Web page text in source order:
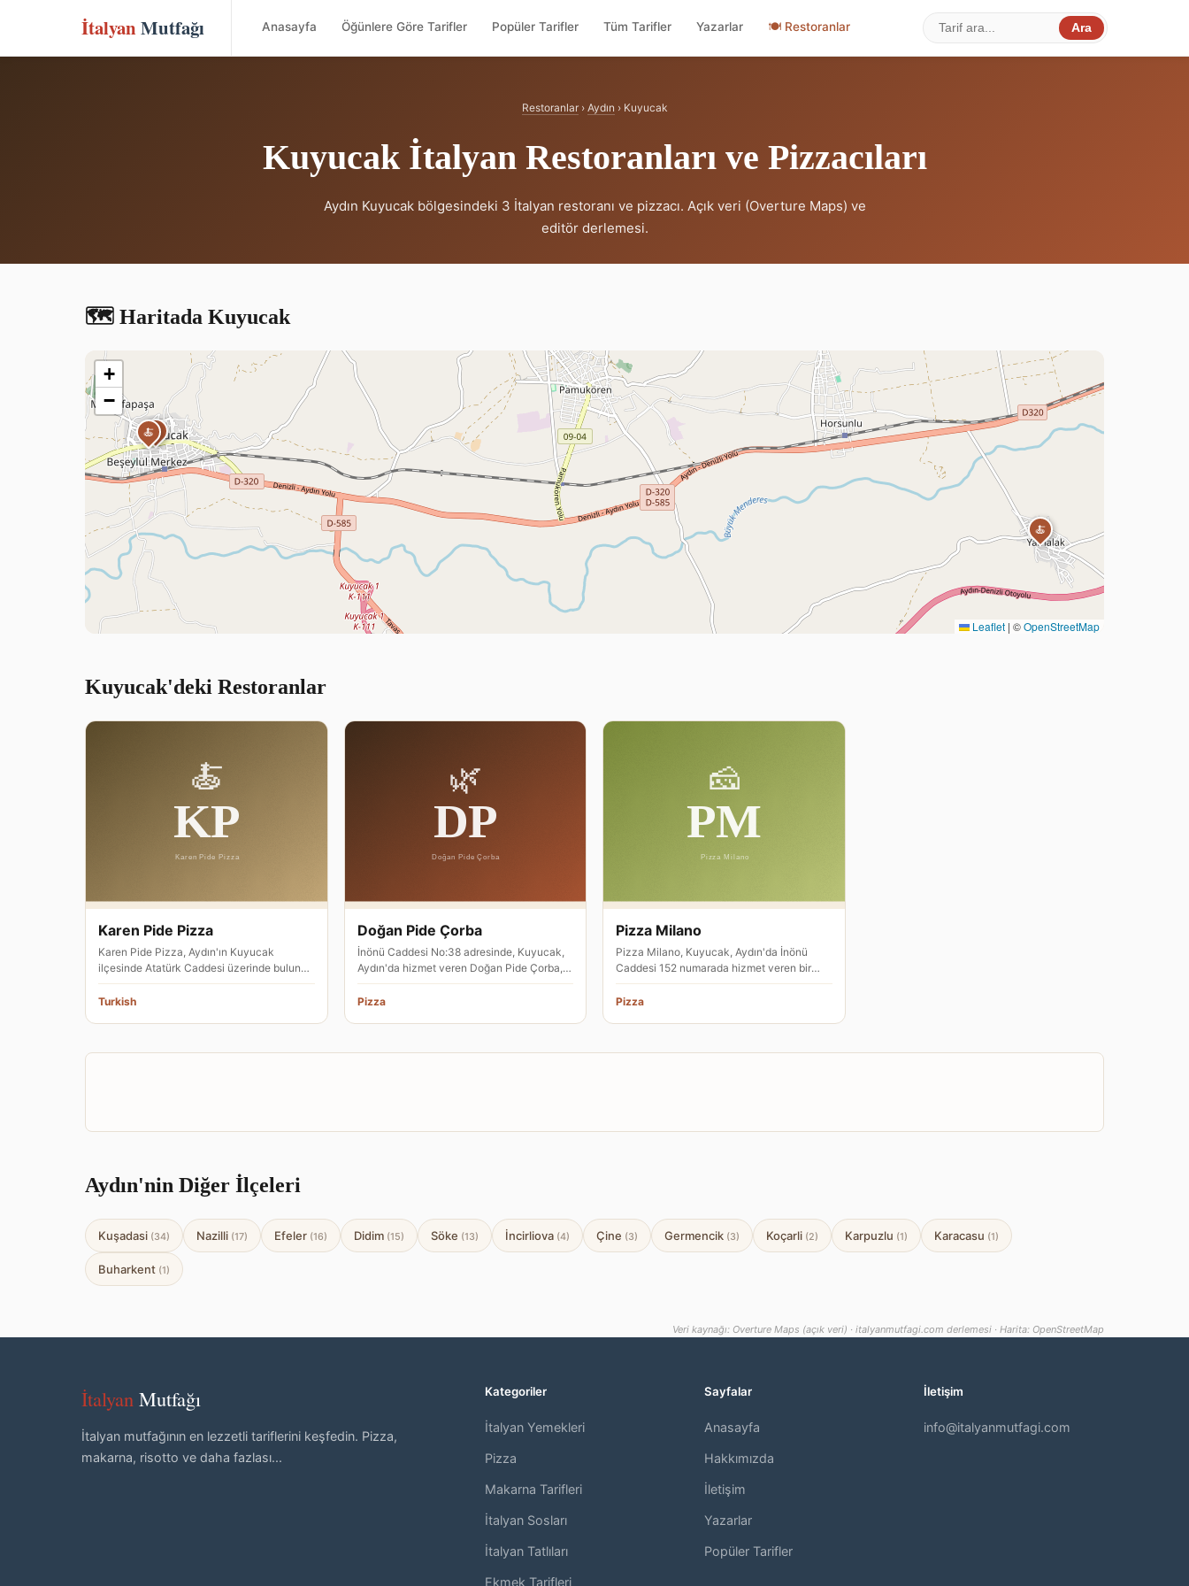
İtalyan Mutfağı Anasayfa Öğünlere Göre Tarifler Popüler Tarifler Tüm Tarifler Yazarlar 🍽 Restoranlar Ara
Restoranlar› Aydın › Kuyucak
Kuyucak İtalyan Restoranları ve Pizzacıları
Aydın Kuyucak bölgesindeki 3 İtalyan restoranı ve pizzacı. Açık veri (Overture Maps) ve
editör derlemesi.
🗺️ Haritada Kuyucak
🍝
🍝
🍝
+
−
Leaflet | ©OpenStreetMap
Kuyucak'deki Restoranlar
Karen Pide Pizza
Karen Pide Pizza, Aydın'ın Kuyucak
ilçesinde Atatürk Caddesi üzerinde bulunan
bir İtalyan restoranıdır. Pide v…
Turkish
Doğan Pide Çorba
İnönü Caddesi No:38 adresinde, Kuyucak,
Aydın'da hizmet veren Doğan Pide Çorba,
pizza restoranı olarak faaliye…
Pizza
Pizza Milano
Pizza Milano, Kuyucak, Aydın'da İnönü
Caddesi 152 numarada hizmet veren bir
pizza restoranıdır. Adresinde pizz…
Pizza
Aydın'nin Diğer İlçeleri
Kuşadasi (34) Nazilli (17) Efeler (16) Didim (15) Söke (13) İncirliova (4) Çine (3) Germencik (3) Koçarli (2) Karpuzlu (1) Karacasu (1)
Buharkent (1)
Veri kaynağı: Overture Maps (açık veri) · italyanmutfagi.com derlemesi · Harita: OpenStreetMap
İtalyan Mutfağı
İtalyan mutfağının en lezzetli tariflerini keşfedin. Pizza,
makarna, risotto ve daha fazlası...
Kategoriler
İtalyan Yemekleri
Pizza
Makarna Tarifleri
İtalyan Sosları
İtalyan Tatlıları
Ekmek Tarifleri
Sayfalar
Anasayfa
Hakkımızda
İletişim
Yazarlar
Popüler Tarifler
İletişim
info@italyanmutfagi.com